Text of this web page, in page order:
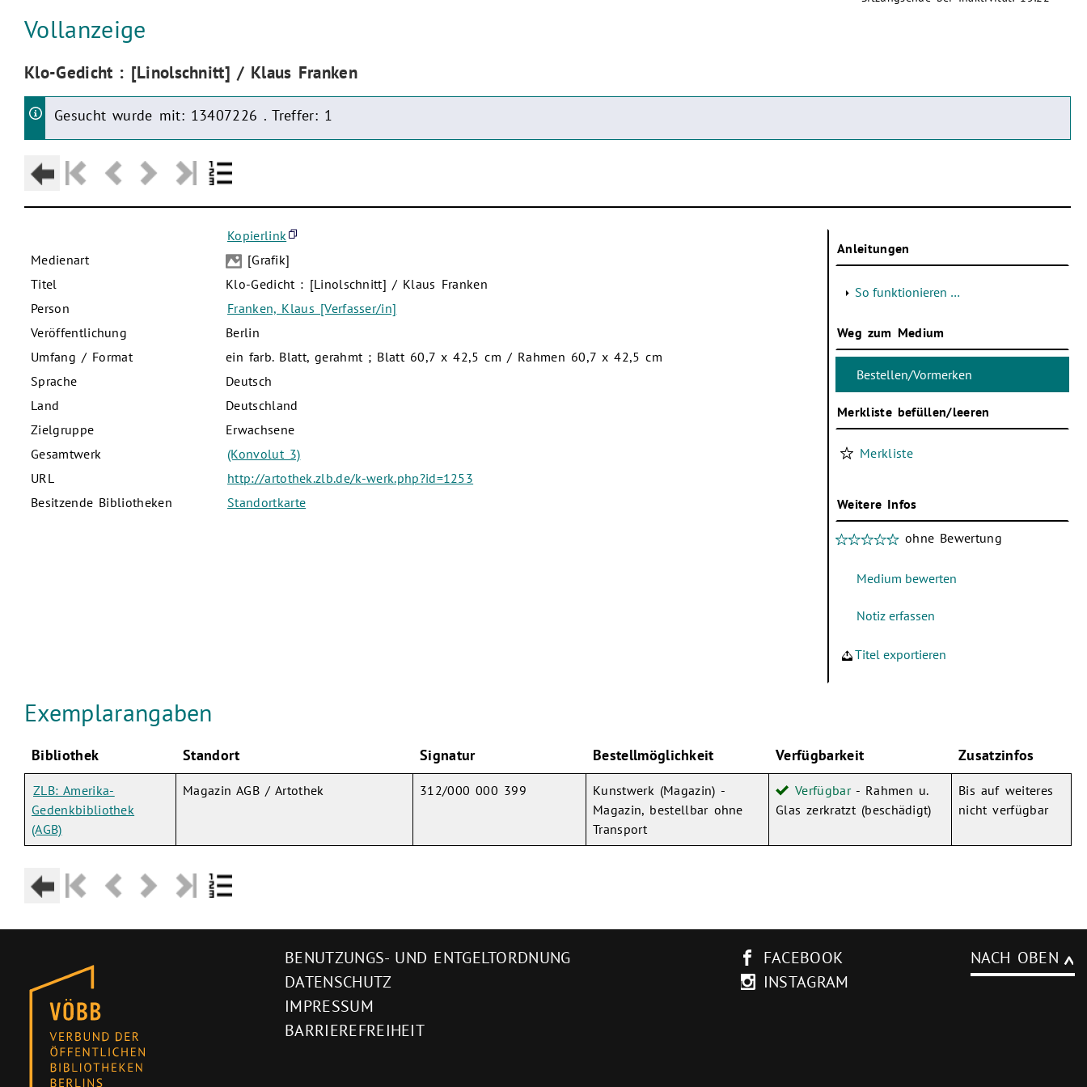
Aktuelle Seite:
Vollanzeige
Aktuelle Seite:
Klo-Gedicht : [Linolschnitt] / Klaus Franken
Gesucht wurde mit: 13407226 . Treffer: 1
Kopierlink
Medienart
[Grafik]
Titel
Klo-Gedicht : [Linolschnitt] / Klaus Franken
Person
Franken, Klaus [Verfasser/in]
Veröffentlichung
Berlin
Umfang / Format
ein farb. Blatt, gerahmt ; Blatt 60,7 x 42,5 cm / Rahmen 60,7 x 42,5 cm
Sprache
Deutsch
Land
Deutschland
Zielgruppe
Erwachsene
Gesamtwerk
(Konvolut 3)
URL
http://artothek.zlb.de/k-werk.php?id=1253
Besitzende Bibliotheken
Standortkarte
Anleitungen
So funktionieren …
Weg zum Medium
Merkliste befüllen/leeren
Merkliste
Weitere Infos
ohne Bewertung
Titel exportieren
Exemplarangaben
Bibliothek Standort Signatur Bestellmöglichkeit Verfügbarkeit Zusatzinfos
ZLB: Amerika-
Gedenkbibliothek
(AGB)
Magazin AGB / Artothek 312/000 000 399
Kunstwerk (Magazin) -
Magazin, bestellbar ohne
Transport
Verfügbar- Rahmen u.
Glas zerkratzt (beschädigt)
Bis auf weiteres
nicht verfügbar
BENUTZUNGS- UND ENTGELTORDNUNG
DATENSCHUTZ
IMPRESSUM
BARRIEREFREIHEIT
FACEBOOK
INSTAGRAM
NACH OBEN